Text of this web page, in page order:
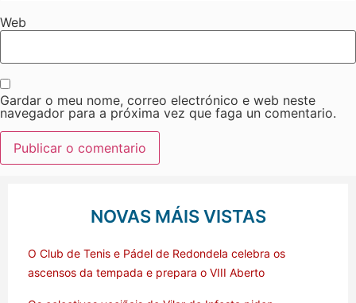
Web
Gardar o meu nome, correo electrónico e web neste
navegador para a próxima vez que faga un comentario.
NOVAS MÁIS VISTAS
O Club de Tenis e Pádel de Redondela celebra os
ascensos da tempada e prepara o VIII Aberto